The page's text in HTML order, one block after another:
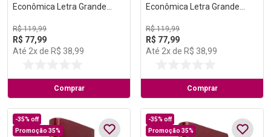
Econômica Letra Grande
R$ 119,99
R$ 77,99
Até 2x de R$ 38,99
Comprar
Econômica Letra Grande
R$ 119,99
R$ 77,99
Até 2x de R$ 38,99
Comprar
-35% off
Promoção 35%
-35% off
Promoção 35%